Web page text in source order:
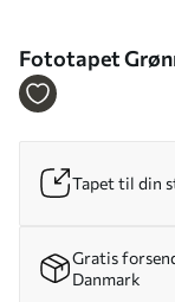
Fototapet
Tapet til din
Gratis
Danmark